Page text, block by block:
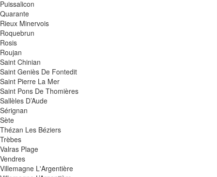
Puissalicon
Quarante
Rieux Minervois
Roquebrun
Rosis
Roujan
Saint Chinian
Saint Geniès De Fontedit
Saint Pierre La Mer
Saint Pons De Thomières
Sallèles D’Aude
Sérignan
Sète
Thézan Les Béziers
Trèbes
Valras Plage
Vendres
Villemagne L'Argentière